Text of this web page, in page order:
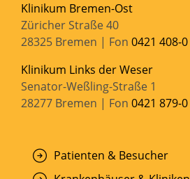
Klinikum Bremen-Ost
Züricher Straße 40
28325 Bremen | Fon 0421 408-0
Klinikum Links der Weser
Senator-Weßling-Straße 1
28277 Bremen | Fon 0421 879-0
Patienten & Besucher